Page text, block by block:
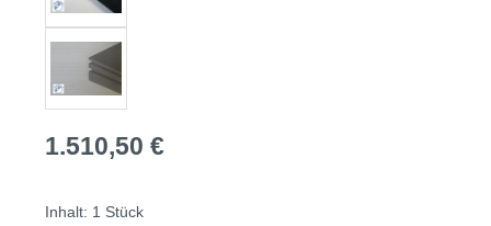
Regulärer Preis:
1.510,50 €
Inhalt: 1 Stück